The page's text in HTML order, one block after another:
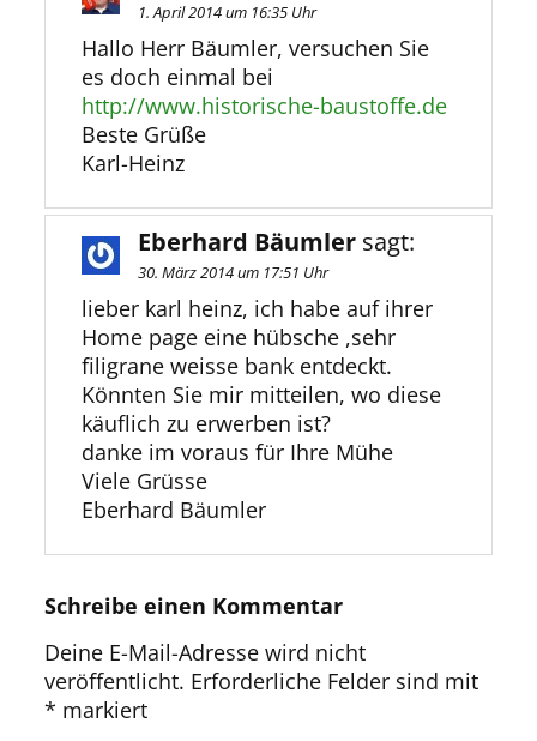
1. April 2014 um 16:35 Uhr
Hallo Herr Bäumler, versuchen Sie
es doch einmal bei
http://www.historische-baustoffe.de
Beste Grüße
Karl-Heinz
Eberhard Bäumler sagt:
30. März 2014 um 17:51 Uhr
lieber karl heinz, ich habe auf ihrer
Home page eine hübsche ,sehr
filigrane weisse bank entdeckt.
Könnten Sie mir mitteilen, wo diese
käuflich zu erwerben ist?
danke im voraus für Ihre Mühe
Viele Grüsse
Eberhard Bäumler
Schreibe einen Kommentar
Deine E-Mail-Adresse wird nicht
veröffentlicht. Erforderliche Felder sind mit
* markiert